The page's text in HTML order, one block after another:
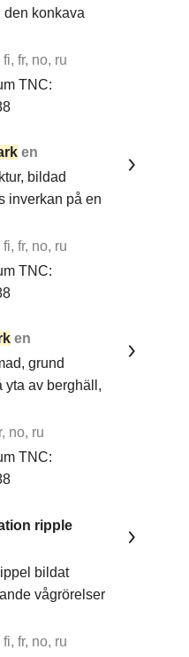
den konkava
fr, no, ru
TNC:
en
bildad
inverkan på en
fr, no, ru
TNC:
en
grund
yta av berghäll,
no, ru
TNC:
ripple
bildat
vågrörelser
fr, no, ru